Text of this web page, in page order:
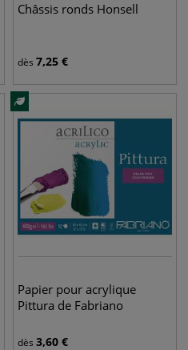
Châssis ronds Honsell
dès 7,25 €
Papier pour acrylique
Pittura de Fabriano
dès 3,60 €